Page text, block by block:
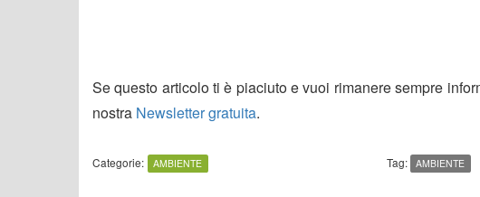
Se questo articolo ti è piaciuto e vuoi rimanere sempre
nostra Newsletter gratuita.
Categorie: AMBIENTE Tag: AMBIENTE